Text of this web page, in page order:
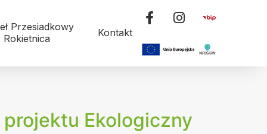
Przesiadkowy
Rokietnica
Kontakt
Ekologiczny